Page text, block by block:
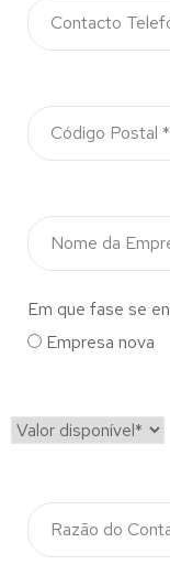
Em que fase se
Empresa nova